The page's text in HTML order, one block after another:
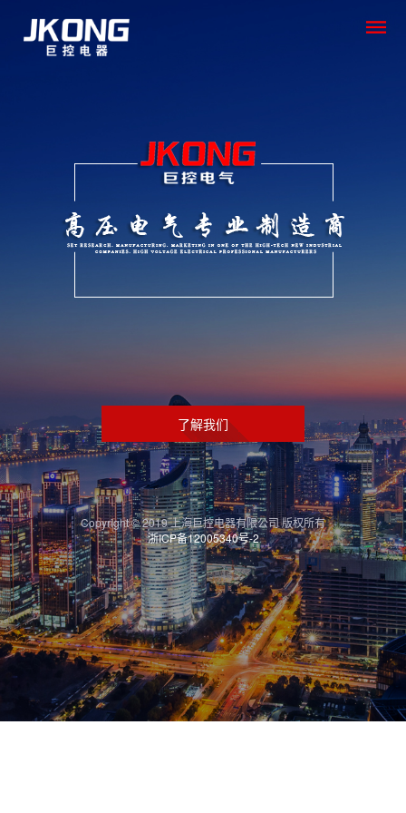
了解我们
Copyright © 2019 上海巨控电器有限公司 版权所有
浙ICP备12005340号-2